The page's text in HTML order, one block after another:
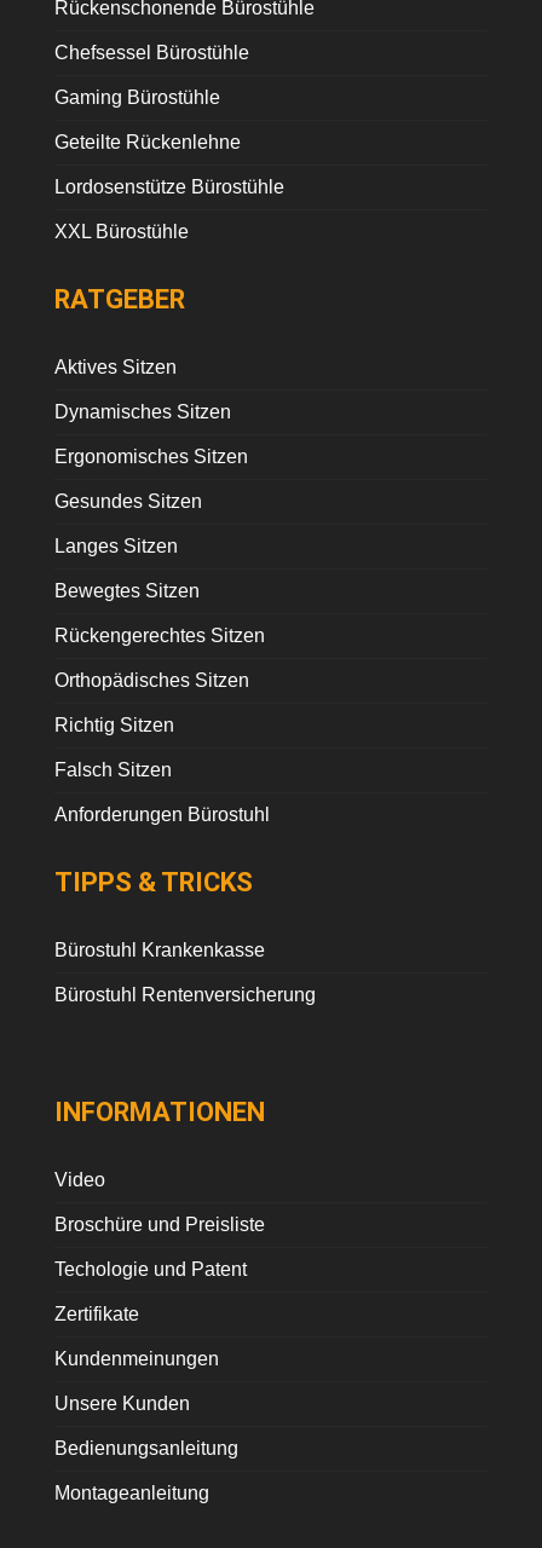
Rückenschonende Bürostühle
Chefsessel Bürostühle
Gaming Bürostühle
Geteilte Rückenlehne
Lordosenstütze Bürostühle
XXL Bürostühle
RATGEBER
Aktives Sitzen
Dynamisches Sitzen
Ergonomisches Sitzen
Gesundes Sitzen
Langes Sitzen
Bewegtes Sitzen
Rückengerechtes Sitzen
Orthopädisches Sitzen
Richtig Sitzen
Falsch Sitzen
Anforderungen Bürostuhl
TIPPS & TRICKS
Bürostuhl Krankenkasse
Bürostuhl Rentenversicherung
INFORMATIONEN
Video
Broschüre und Preisliste
Techologie und Patent
Zertifikate
Kundenmeinungen
Unsere Kunden
Bedienungsanleitung
Montageanleitung